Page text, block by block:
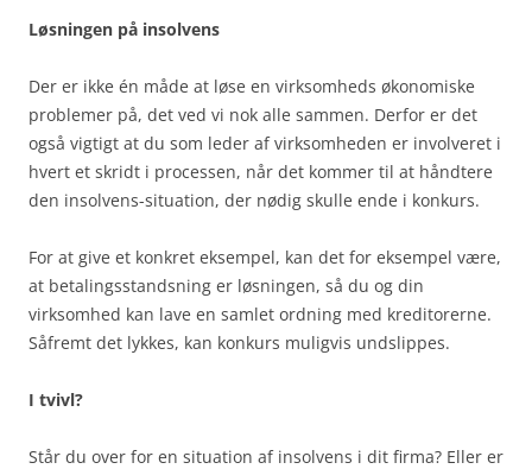
Løsningen på insolvens
Der er ikke én måde at løse en virksomheds økonomiske
problemer på, det ved vi nok alle sammen. Derfor er det
også vigtigt at du som leder af virksomheden er involveret i
hvert et skridt i processen, når det kommer til at håndtere
den insolvens-situation, der nødig skulle ende i konkurs.
For at give et konkret eksempel, kan det for eksempel være,
at betalingsstandsning er løsningen, så du og din
virksomhed kan lave en samlet ordning med kreditorerne.
Såfremt det lykkes, kan konkurs muligvis undslippes.
I tvivl?
Står du over for en situation af insolvens i dit firma? Eller er